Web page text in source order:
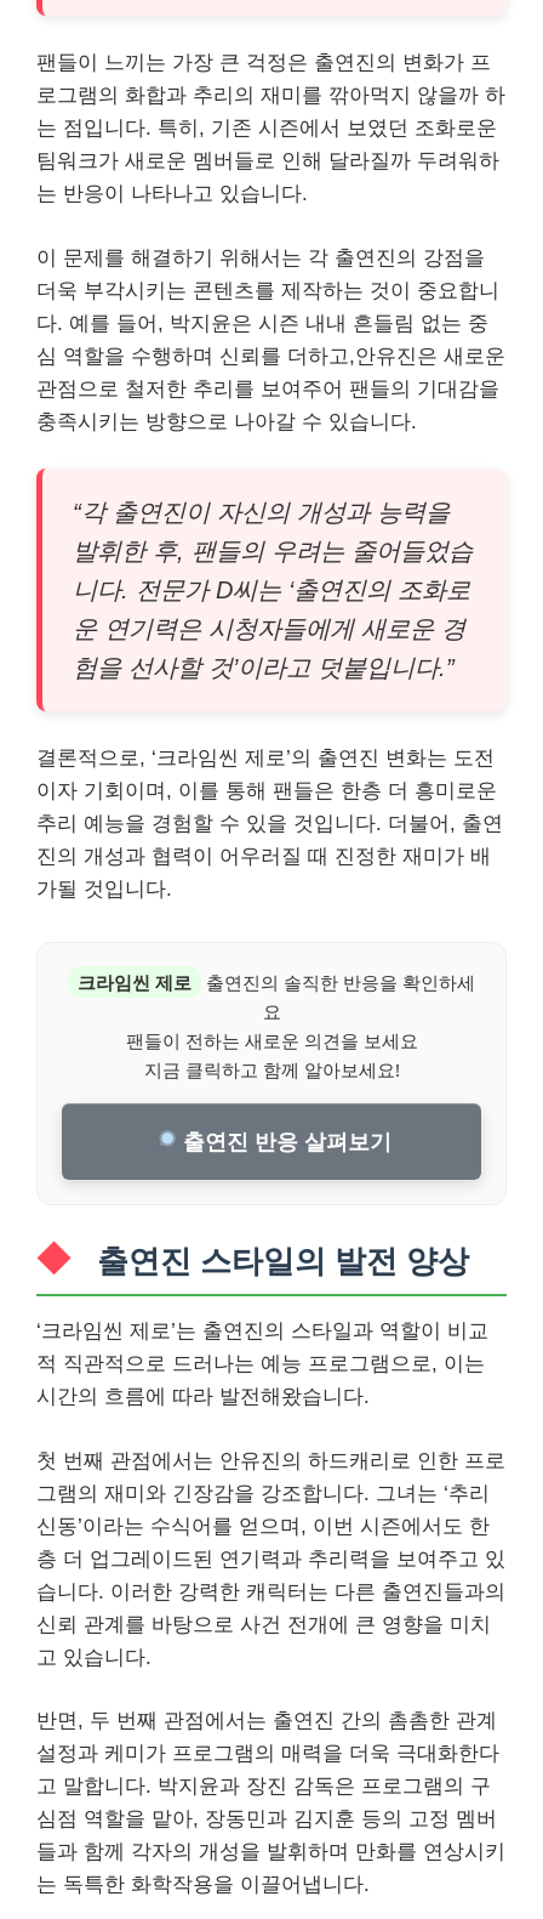
팬들이 느끼는 가장 큰 걱정은 출연진의 변화가 프
로그램의 화합과 추리의 재미를 깎아먹지 않을까 하
는 점입니다. 특히, 기존 시즌에서 보였던 조화로운
팀워크가 새로운 멤버들로 인해 달라질까 두려워하
는 반응이 나타나고 있습니다.
이 문제를 해결하기 위해서는 각 출연진의 강점을
더욱 부각시키는 콘텐츠를 제작하는 것이 중요합니
다. 예를 들어, 박지윤은 시즌 내내 흔들림 없는 중
심 역할을 수행하며 신뢰를 더하고,안유진은 새로운
관점으로 철저한 추리를 보여주어 팬들의 기대감을
충족시키는 방향으로 나아갈 수 있습니다.
“각 출연진이 자신의 개성과 능력을
발휘한 후, 팬들의 우려는 줄어들었습
니다. 전문가 D씨는 ‘출연진의 조화로
운 연기력은 시청자들에게 새로운 경
험을 선사할 것’이라고 덧붙입니다.”
결론적으로, ‘크라임씬 제로’의 출연진 변화는 도전
이자 기회이며, 이를 통해 팬들은 한층 더 흥미로운
추리 예능을 경험할 수 있을 것입니다. 더불어, 출연
진의 개성과 협력이 어우러질 때 진정한 재미가 배
가될 것입니다.
크라임씬 제로
출연진의 솔직한 반응을 확인하세
요
팬들이 전하는 새로운 의견을 보세요
지금 클릭하고 함께 알아보세요!
출연진 반응 살펴보기
출연진 스타일의 발전 양상
‘크라임씬 제로’는 출연진의 스타일과 역할이 비교
적 직관적으로 드러나는 예능 프로그램으로, 이는
시간의 흐름에 따라 발전해왔습니다.
첫 번째 관점에서는 안유진의 하드캐리로 인한 프로
그램의 재미와 긴장감을 강조합니다. 그녀는 ‘추리
신동’이라는 수식어를 얻으며, 이번 시즌에서도 한
층 더 업그레이드된 연기력과 추리력을 보여주고 있
습니다. 이러한 강력한 캐릭터는 다른 출연진들과의
신뢰 관계를 바탕으로 사건 전개에 큰 영향을 미치
고 있습니다.
반면, 두 번째 관점에서는 출연진 간의 촘촘한 관계
설정과 케미가 프로그램의 매력을 더욱 극대화한다
고 말합니다. 박지윤과 장진 감독은 프로그램의 구
심점 역할을 맡아, 장동민과 김지훈 등의 고정 멤버
들과 함께 각자의 개성을 발휘하며 만화를 연상시키
는 독특한 화학작용을 이끌어냅니다.